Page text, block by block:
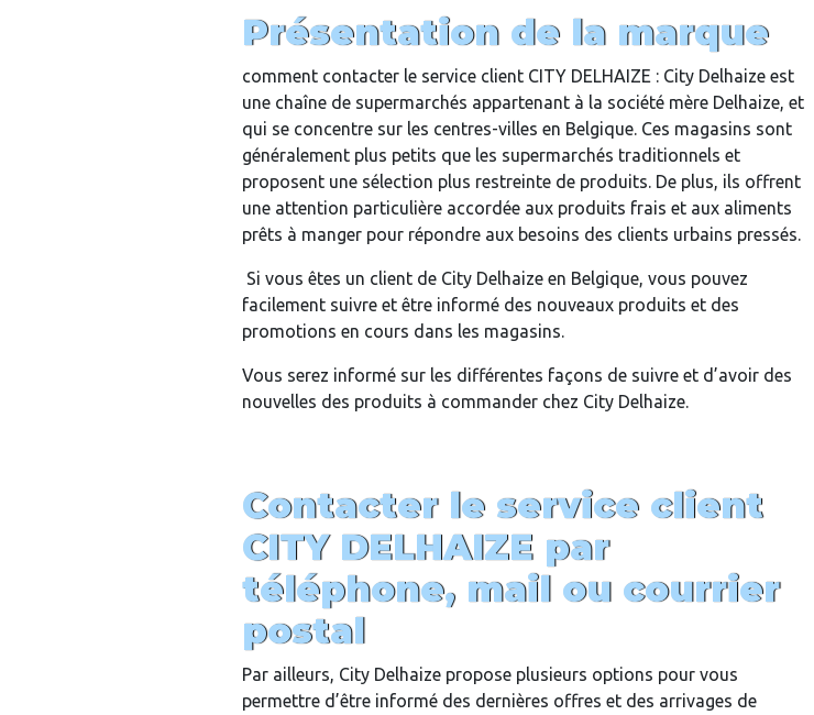
Présentation de la marque
comment contacter le service client CITY DELHAIZE : City Delhaize est
une chaîne de supermarchés appartenant à la société mère Delhaize, et
qui se concentre sur les centres-villes en Belgique. Ces magasins sont
généralement plus petits que les supermarchés traditionnels et
proposent une sélection plus restreinte de produits. De plus, ils offrent
une attention particulière accordée aux produits frais et aux aliments
prêts à manger pour répondre aux besoins des clients urbains pressés.
Si vous êtes un client de City Delhaize en Belgique, vous pouvez
facilement suivre et être informé des nouveaux produits et des
promotions en cours dans les magasins.
Vous serez informé sur les différentes façons de suivre et d’avoir des
nouvelles des produits à commander chez City Delhaize.
Contacter le service client
CITY DELHAIZE par
téléphone, mail ou courrier
postal
Par ailleurs, City Delhaize propose plusieurs options pour vous
permettre d’être informé des dernières offres et des arrivages de